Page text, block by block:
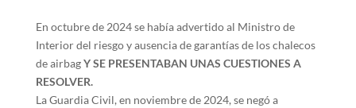
En octubre de 2024 se había advertido al Ministro de
Interior del riesgo y ausencia de garantías de los chalecos
de airbagY SE PRESENTABAN UNAS CUESTIONES A
RESOLVER.
La Guardia Civil, en noviembre de 2024, se negó a